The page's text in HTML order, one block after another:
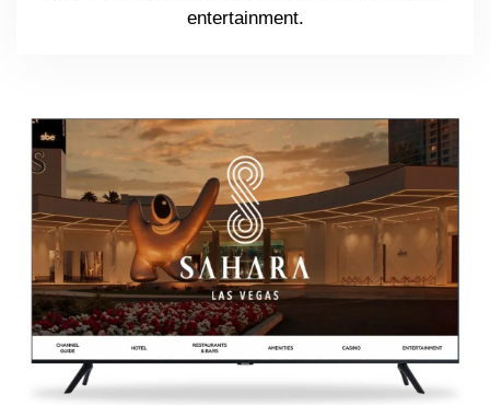
entertainment.